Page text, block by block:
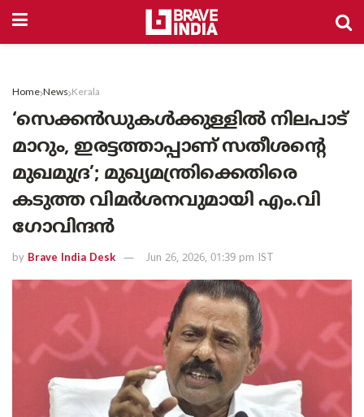
Home News Kerala
‘സെക്കൻഡുകൾക്കുള്ളിൽ നിലപാട്
മാറും, ഇരട്ടത്താപ്പാണ് സതീശന്റെ
മുഖമുദ്ര’; മുഖ്യമന്ത്രിക്കെതിരെ
കടുത്ത വിമർശനവുമായി എം.വി
ഗോവിന്ദൻ
by Brave India Desk Jun 26, 2026, 01:39 pm IST